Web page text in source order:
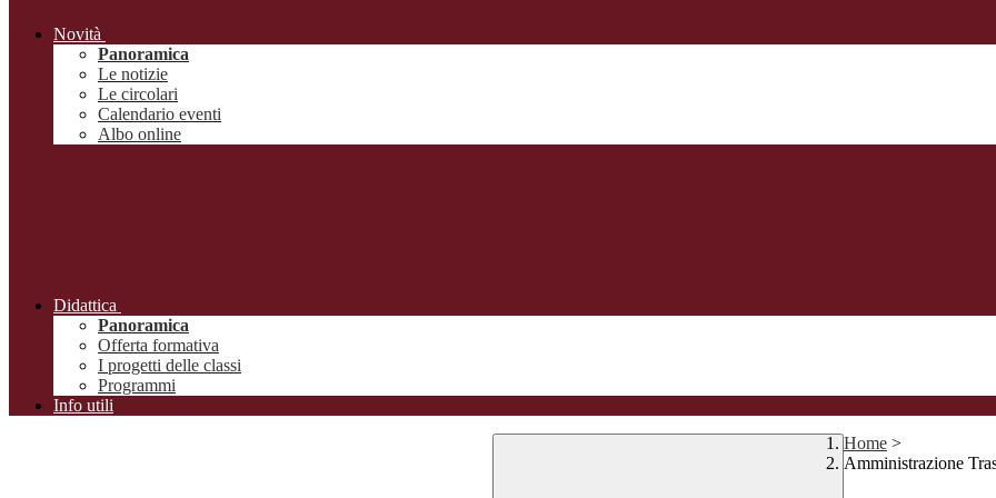
Novità
Panoramica
Le notizie
Le circolari
Calendario eventi
Albo online
Didattica
Panoramica
Offerta formativa
I progetti delle classi
Programmi
Info utili
Home >
Amministrazione